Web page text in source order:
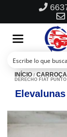
Toggle
navigation
INÍCIO /
DERECHO FIAT